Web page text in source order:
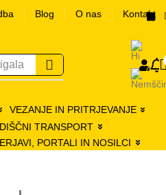
Blog O nas Kontakt
0
VEZANJE IN PRITRJEVANJE
TRANSPORT
PORTALI IN NOSILCI